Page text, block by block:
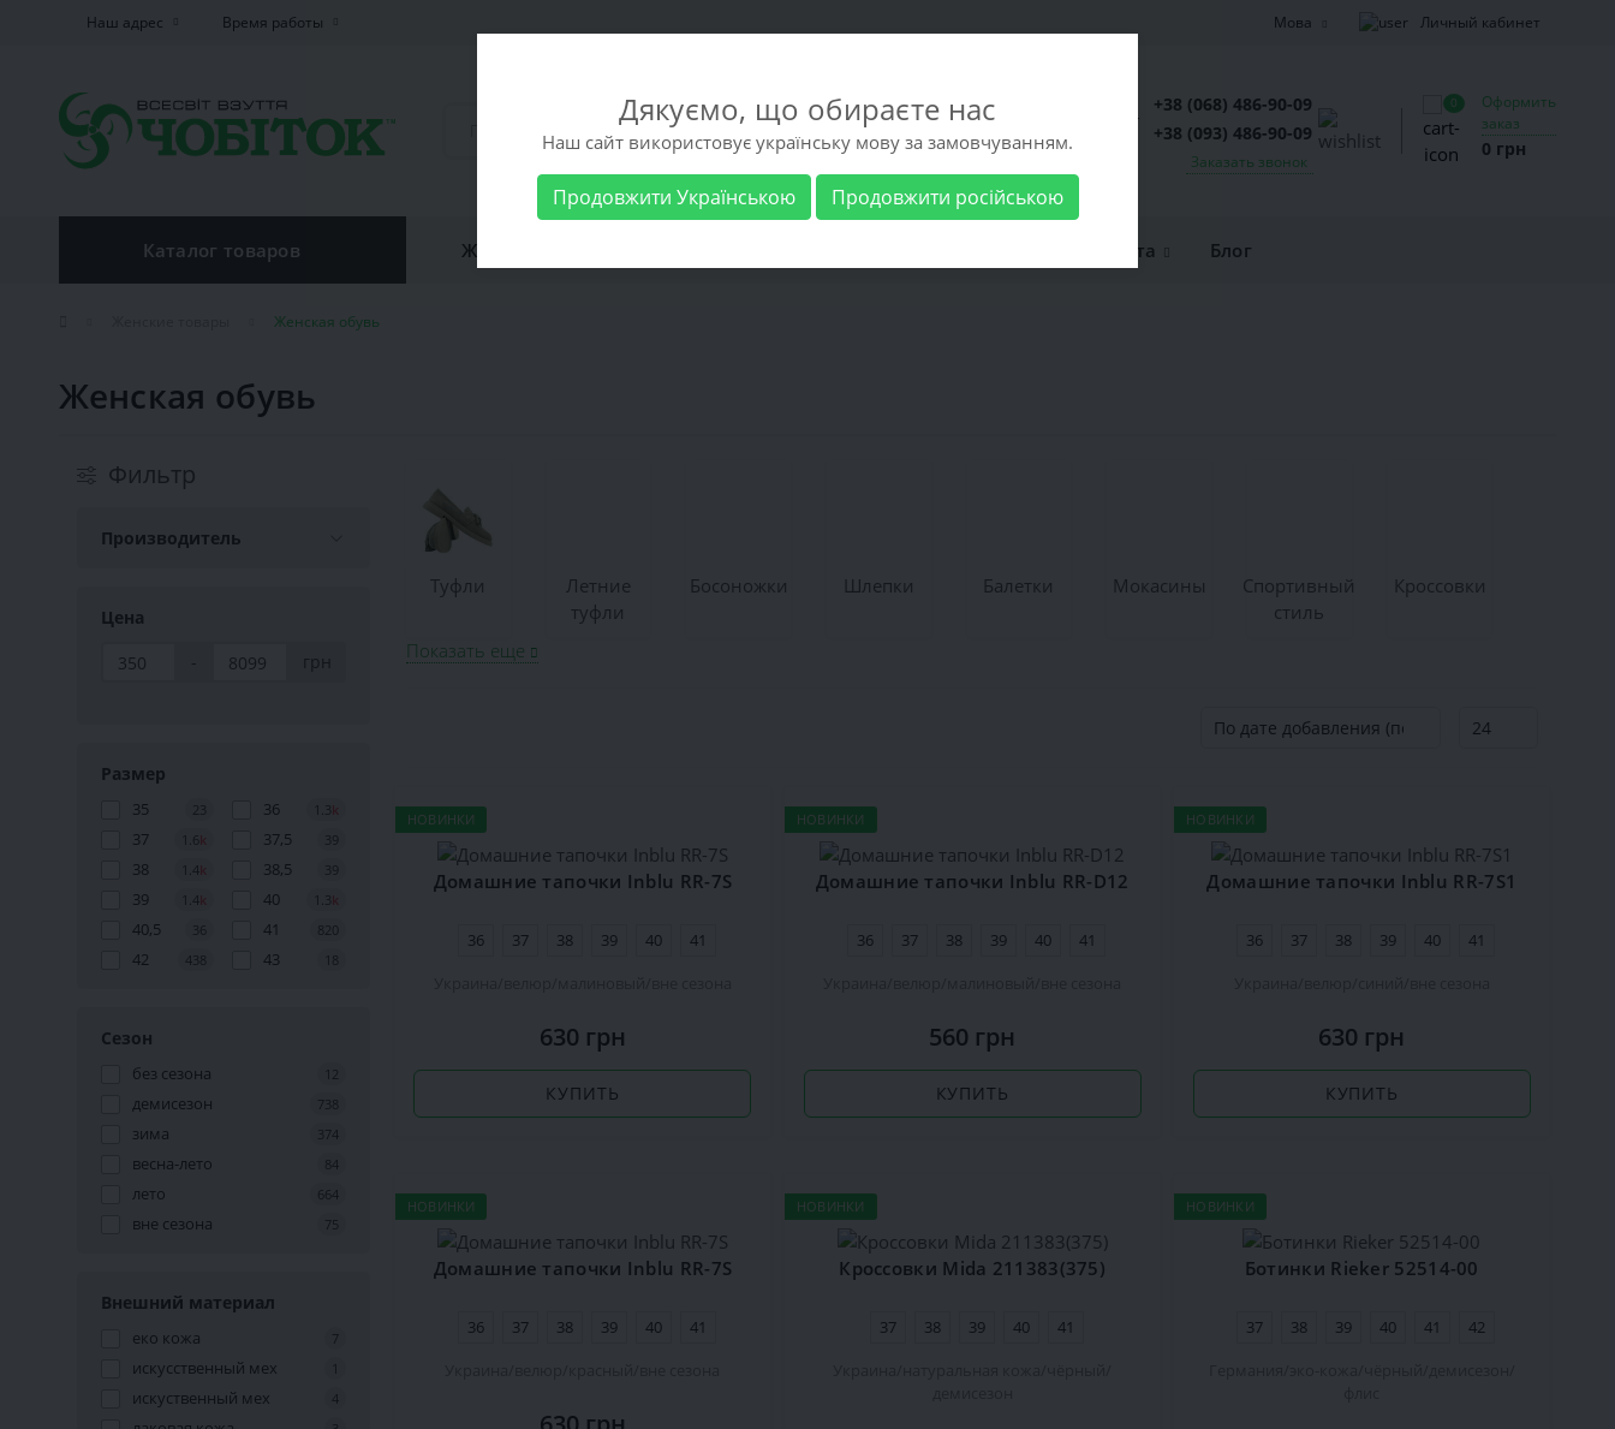
Наш адрес Время работы Мова Личный кабинет
+38 (068) 486-90-09
+38 (093) 486-90-09
Заказать звонок
0
Оформить
заказ
0 грн
Каталог товаров Женская обувь Доставка и оплата Блог
Женская обувь
Женская обувь
Фильтр
Производитель
Цена
-
грн
Размер
35 23 36 1.3
37 1.6 37,5 39
38 1.4 38,5 39
39 1.4 40 1.3
40,5 36 41 820
42 438 43 18
Сезон
без сезона 12
демисезон 738
зима 374
весна-лето 84
лето 664
вне сезона 75
Внешний материал
еко кожа 7
искусственный мех
искуственный мех 4
Туфли
Летние
туфли
Босоножки Шлепки Балетки Мокасины
Спортивный
стиль
Кроссовки
Показать еще
НОВИНКИ
Домашние тапочки Inblu RR-7S
36 37 38 39 40
41
630 грн
КУПИТЬ
НОВИНКИ
Домашние тапочки Inblu RR-D12
36 37 38 39 40
41
560 грн
КУПИТЬ
НОВИНКИ
Домашние тапочки Inblu RR-7S1
36 37 38 39 40
41
630 грн
КУПИТЬ
НОВИНКИ
Домашние тапочки Inblu RR-7S
36 37 38 39 40
41
НОВИНКИ
Кроссовки Mida 211383(375)
37 38 39 40
41
НОВИНКИ
Ботинки Rieker 52514-00
37 38 39 40 41
42
Дякуємо, що обираєте нас
Наш сайт використовує українську мову за замовчуванням.
Продовжити Українською Продовжити російською